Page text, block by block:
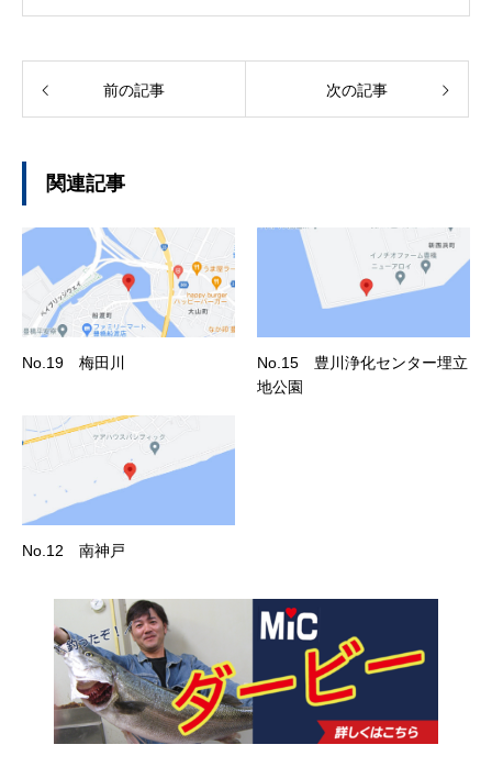
前の記事 次の記事
関連記事
No.19 梅田川
No.15 豊川浄化センター埋立
地公園
No.12 南神戸